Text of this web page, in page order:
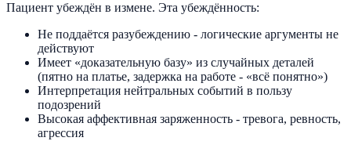
Пациент убеждён в измене. Эта убеждённость:
Не поддаётся разубеждению - логические аргументы не
действуют
Имеет «доказательную базу» из случайных деталей
(пятно на платье, задержка на работе - «всё понятно»)
Интерпретация нейтральных событий в пользу
подозрений
Высокая аффективная заряженность - тревога, ревность,
агрессия